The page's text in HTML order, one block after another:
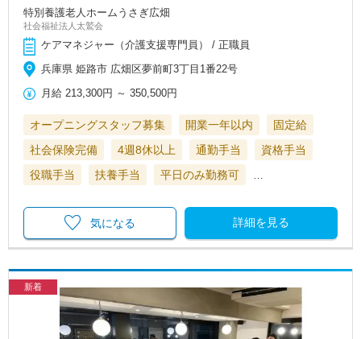
特別養護老人ホームうさぎ広畑
社会福祉法人太鷲会
ケアマネジャー（介護支援専門員） / 正職員
兵庫県 姫路市 広畑区夢前町3丁目1番22号
月給 213,300円 ～350,500円
オープニングスタッフ募集 開業一年以内
固定給
社会保険完備
4週8休以上 通勤手当
資格手当
役職手当
扶養手当 平日のみ勤務可
詳細を見る
気になる
新着